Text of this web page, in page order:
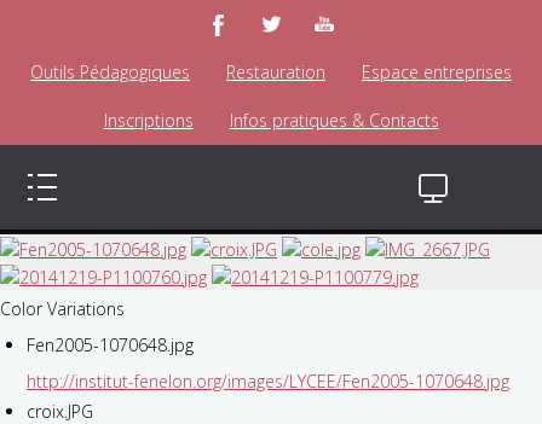
Outils Pédagogiques Restauration Espace entreprises
Inscriptions Infos pratiques & Contacts
Color Variations
Fen2005-1070648.jpg
http://institut-fenelon.org/images/LYCEE/Fen2005-1070648.jpg
croix.JPG